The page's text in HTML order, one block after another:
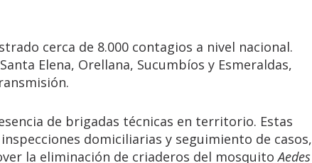
cerca de 8.000 contagios a nivel nacional.
Elena, Orellana, Sucumbíos y Esmeraldas,
de brigadas técnicas en territorio. Estas
domiciliarias y seguimiento de casos,
la eliminación de criaderos del mosquitoAedes